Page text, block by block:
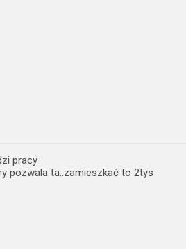
pracy
pozwala ta..zamieszkać to 2tys